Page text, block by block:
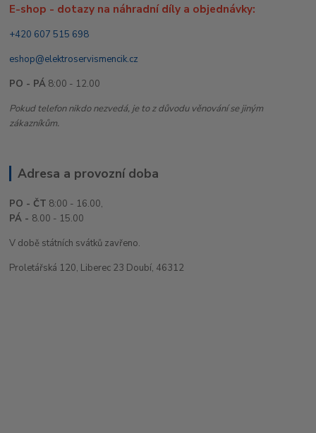
E-shop - dotazy na náhradní díly a objednávky:
+420 607 515 698
eshop@elektroservismencik.cz
PO - PÁ 8:00 - 12.00
Pokud telefon nikdo nezvedá, je to z důvodu věnování se jiným
zákazníkům.
Adresa a provozní doba
PO - ČT 8:00 - 16.00,
PÁ - 8.00 - 15.00
V době státních svátků zavřeno.
Proletářská 120, Liberec 23 Doubí, 46312